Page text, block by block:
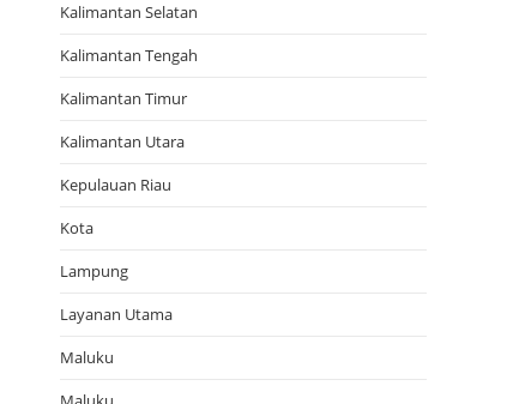
Kalimantan Selatan
Kalimantan Tengah
Kalimantan Timur
Kalimantan Utara
Kepulauan Riau
Kota
Lampung
Layanan Utama
Maluku